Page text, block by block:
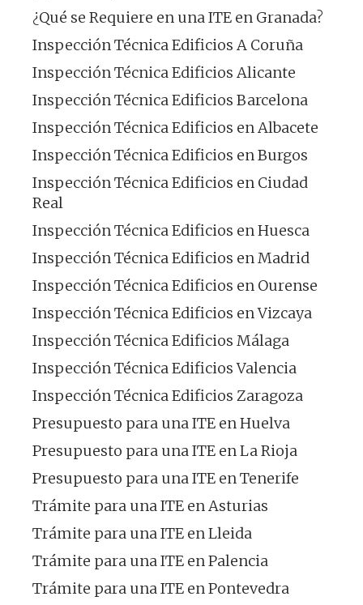
¿Qué se Requiere en una ITE en Granada?
Inspección Técnica Edificios A Coruña
Inspección Técnica Edificios Alicante
Inspección Técnica Edificios Barcelona
Inspección Técnica Edificios en Albacete
Inspección Técnica Edificios en Burgos
Inspección Técnica Edificios en Ciudad
Real
Inspección Técnica Edificios en Huesca
Inspección Técnica Edificios en Madrid
Inspección Técnica Edificios en Ourense
Inspección Técnica Edificios en Vizcaya
Inspección Técnica Edificios Málaga
Inspección Técnica Edificios Valencia
Inspección Técnica Edificios Zaragoza
Presupuesto para una ITE en Huelva
Presupuesto para una ITE en La Rioja
Presupuesto para una ITE en Tenerife
Trámite para una ITE en Asturias
Trámite para una ITE en Lleida
Trámite para una ITE en Palencia
Trámite para una ITE en Pontevedra